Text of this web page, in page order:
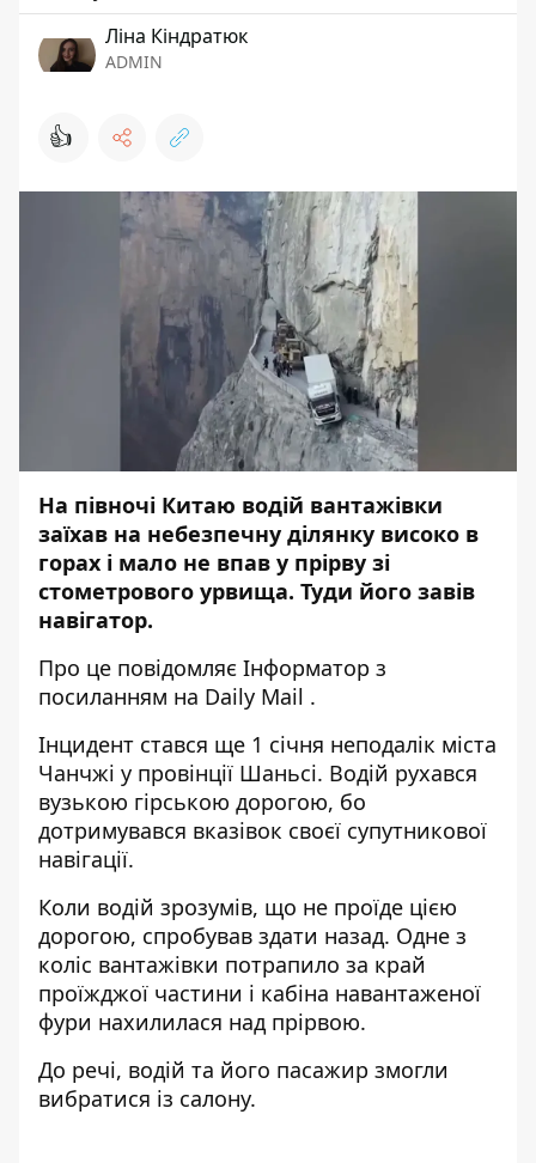
Ліна Кіндратюк
ADMIN
👍
На півночі Китаю водій вантажівки
заїхав на небезпечну ділянку високо в
горах і мало не впав у прірву зі
стометрового урвища. Туди його завів
навігатор.
Про це повідомляє Інформатор з
посиланням на Daily Mail .
Інцидент стався ще 1 січня неподалік міста
Чанчжі у провінції Шаньсі. Водій рухався
вузькою гірською дорогою, бо
дотримувався вказівок своєї супутникової
навігації.
Коли водій зрозумів, що не проїде цією
дорогою, спробував здати назад. Одне з
коліс вантажівки потрапило за край
проїжджої частини і кабіна навантаженої
фури нахилилася над прірвою.
До речі, водій та його пасажир змогли
вибратися із салону.